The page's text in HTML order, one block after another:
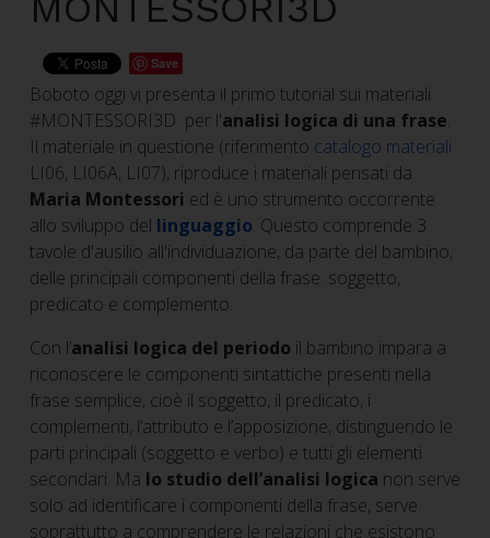
Save
Boboto oggi vi presenta il primo tutorial sui materiali
#MONTESSORI3D per l'analisi logica di una frase.
Il materiale in questione (riferimento catalogo materiali
LI06, LI06A, LI07), riproduce i materiali pensati da
Maria Montessori ed è uno strumento occorrente
allo sviluppo del linguaggio. Questo comprende 3
tavole d'ausilio all'individuazione, da parte del bambino,
delle principali componenti della frase: soggetto,
predicato e complemento.
Con l’analisi logica del periodo il bambino impara a
riconoscere le componenti sintattiche presenti nella
frase semplice, cioè il soggetto, il predicato, i
complementi, l’attributo e l’apposizione, distinguendo le
parti principali (soggetto e verbo) e tutti gli elementi
secondari. Ma lo studio dell’analisi logica non serve
solo ad identificare i componenti della frase, serve
soprattutto a comprendere le relazioni che esistono